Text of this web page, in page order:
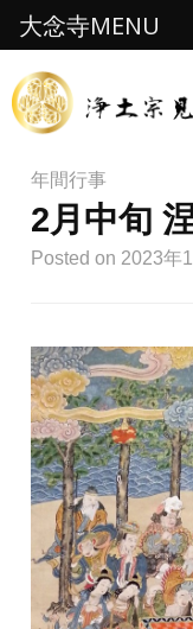
年間行事
2月中旬
Posted on 2023年
大念寺MENU